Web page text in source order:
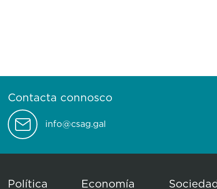
Contacta connosco
info@csag.gal
Política Economía